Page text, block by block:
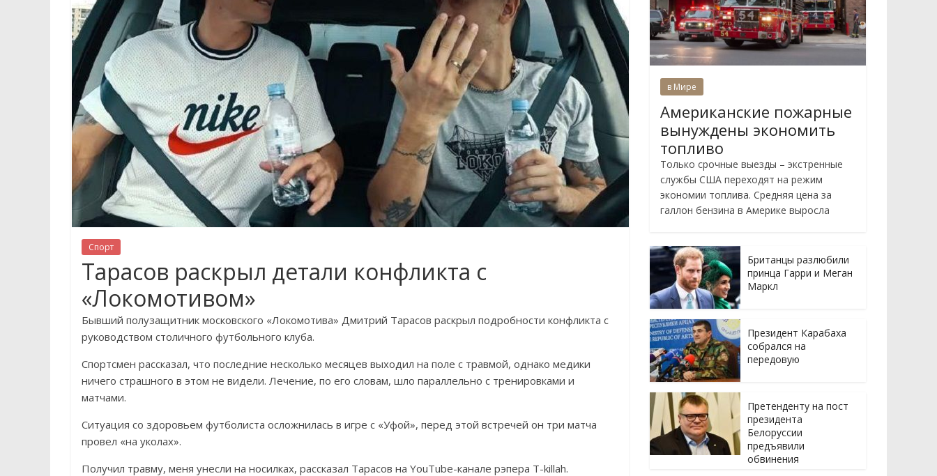
Спорт
Тарасов раскрыл детали конфликта с
«Локомотивом»
Бывший полузащитник московского «Локомотива» Дмитрий Тарасов раскрыл подробности конфликта с
руководством столичного футбольного клуба.
Спортсмен рассказал, что последние несколько месяцев выходил на поле с травмой, однако медики
ничего страшного в этом не видели. Лечение, по его словам, шло параллельно с тренировками и
матчами.
Ситуация со здоровьем футболиста осложнилась в игре с «Уфой», перед этой встречей он три матча
провел «на уколах».
Получил травму, меня унесли на носилках, рассказал Тарасов на YouTube-канале рэпера T-killah.
в Мире
Американские пожарные
вынуждены экономить
топливо
Только срочные выезды – экстренные
службы США переходят на режим
экономии топлива. Средняя цена за
галлон бензина в Америке выросла
Британцы разлюбили
принца Гарри и Меган
Маркл
Президент Карабаха
собрался на
передовую
Претенденту на пост
президента
Белоруссии
предъявили
обвинения